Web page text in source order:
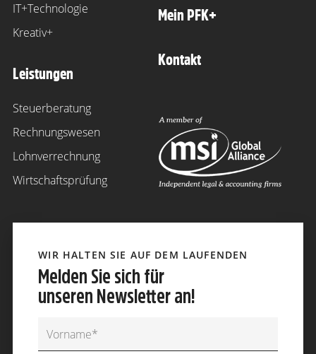
IT+Technologie
Kreativ+
Leistungen
Steuerberatung
Rechnungswesen
Lohnverrechnung
Wirtschaftsprüfung
Mein PFK+
Kontakt
WIR HALTEN SIE AUF DEM LAUFENDEN
Melden Sie sich für
unseren Newsletter an!